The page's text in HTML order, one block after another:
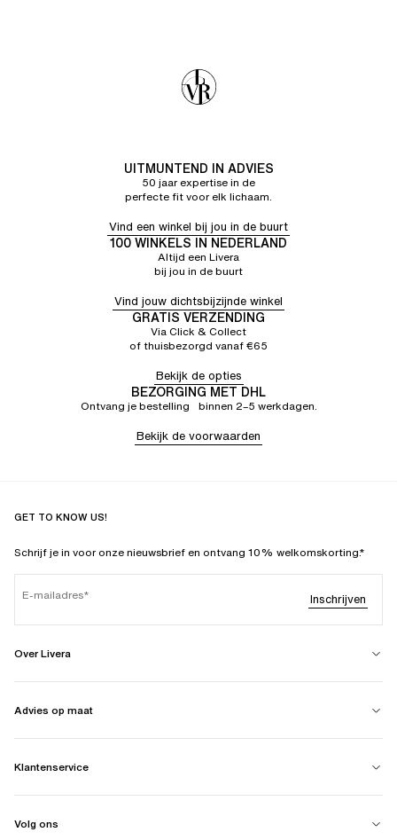
UITMUNTEND IN ADVIES
50 jaar expertise in de
perfecte fit voor elk lichaam.
Vind een winkel bij jou in de buurt
100 WINKELS IN NEDERLAND
Altijd een Livera
bij jou in de buurt
Vind jouw dichtsbijzijnde winkel
GRATIS VERZENDING
Via Click & Collect
of thuisbezorgd vanaf €65
Bekijk de opties
BEZORGING MET DHL
Ontvang je bestelling binnen 2–5 werkdagen.
Bekijk de voorwaarden
GET TO KNOW US!
Schrijf je in voor onze nieuwsbrief en ontvang 10% welkomskorting.*
E-mailadres Inschrijven
Over Livera
Advies op maat
Klantenservice
Volg ons